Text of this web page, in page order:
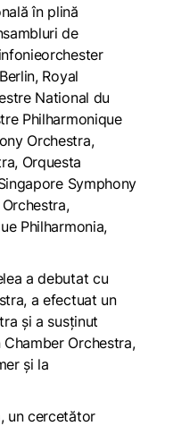
în plină
de
Royal
National du
Philharmonique
Orchestra,
Orquesta
Symphony
Philharmonia,
a debutat cu
a efectuat un
și a susținut
Orchestra,
și la
un cercetător